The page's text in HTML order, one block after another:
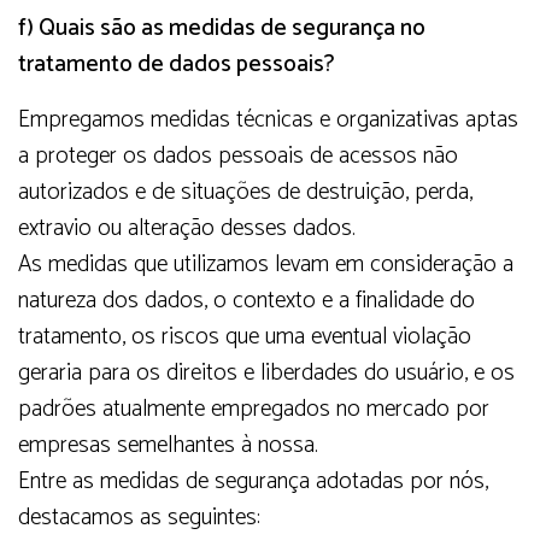
f) Quais são as medidas de segurança no
tratamento de dados pessoais?
Empregamos medidas técnicas e organizativas aptas
a proteger os dados pessoais de acessos não
autorizados e de situações de destruição, perda,
extravio ou alteração desses dados.
As medidas que utilizamos levam em consideração a
natureza dos dados, o contexto e a finalidade do
tratamento, os riscos que uma eventual violação
geraria para os direitos e liberdades do usuário, e os
padrões atualmente empregados no mercado por
empresas semelhantes à nossa.
Entre as medidas de segurança adotadas por nós,
destacamos as seguintes: